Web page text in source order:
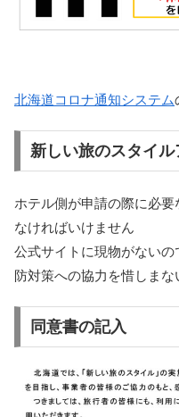
北海道コロナ通知システム
新しい旅のスタイ
ホテル側が申請の際に必
なければいけません
公式サイトに現物がない
防対策への協力を惜しま
同意書の記入